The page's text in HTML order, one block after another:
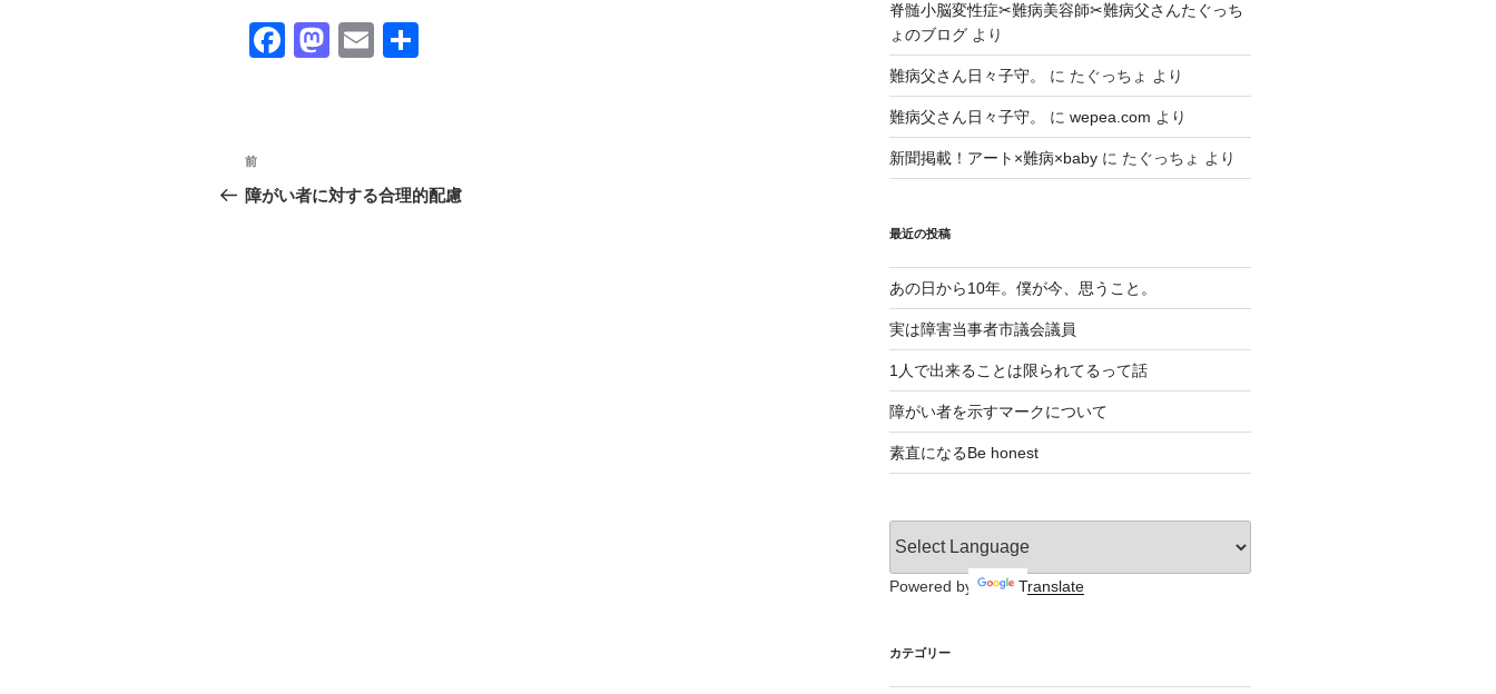
F
b
M
d
E
投
稿
前
の
前
障がい者に対する合理的配慮
脊髄小脳変性症✂︎難病美容師✂︎難病父さんたぐっち
ょのブログより
難病父さん日々子守。 に たぐっちょ より
難病父さん日々子守。 に wepea.com より
新聞掲載！アート×難病×babyに たぐっちょ より
最近の投稿
あの日から10年。僕が今、思うこと。
実は障害当事者市議会議員
1人で出来ることは限られてるって話
障がい者を示すマークについて
素直になるBe honest
Powered by Translate
カテゴリー